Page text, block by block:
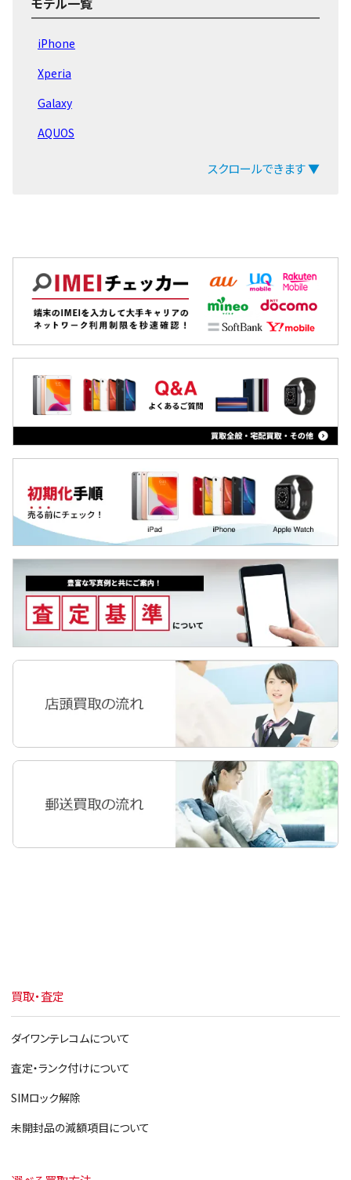
iPhone16 Pro
iPhone16 Plus
iPhone16
iPhone15 Pro Max
iPhone15 Pro
iPhone14 Pro
iPhone14 Plus
iPhone14
iPhoneSE3(第3世代)
iPhone13 Pro Max
iPhone13 Pro
iPhone12 Pro Max
iPhone12 Pro
iPhone12 mini
iPhone12
iPhoneSE2(第2世代)
iPhone11 Pro Max
iPhone11
iPhoneXS
iPhone6s
iPhone6 Plus
iPhone6
iPhoneSE
iPhone5s
iPhone
Xperia
Galaxy
AQUOS
Xiaomi
MacBook
iPad
Qua tab
dtab
MediaPad
LAVIE Tab
YOGA Tab
Surface
Galaxyタブ
Pixel Tab
スクロールできます ▼
買取・査定
ダイワンテレコムについて
査定・ランク付けについて
SIMロック解除
未開封品の減額項目について